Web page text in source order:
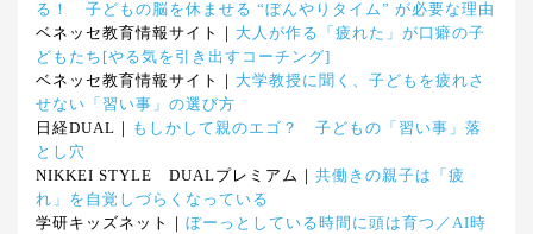
る！ 子どもの脳を休ませる “ぼんやりタイム” が必要な理由
ベネッセ教育情報サイト｜ 大人が作る「疲れた」が口癖の子
どもたち[やる気を引き出すコーチング]
ベネッセ教育情報サイト｜ 大学教授に聞く、子どもを疲れさ
せない「習い事」の選び方
日経DUAL｜
もしかして親のエゴ？ 子どもの「習い事」落
とし穴
NIKKEI STYLE DUALプレミアム｜ 共働きの親子は「疲
れ」を自覚しづらくなっている
学研キッズネット｜ ぼーっとしている時間に頭は育つ／AI時